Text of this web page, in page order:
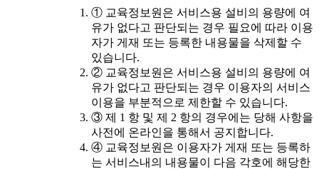
① 교육정보원은 서비스용 설비의 용량에 여
유가 없다고 판단되는 경우 필요에 따라 이용
자가 게재 또는 등록한 내용물을 삭제할 수
있습니다.
② 교육정보원은 서비스용 설비의 용량에 여
유가 없다고 판단되는 경우 이용자의 서비스
이용을 부분적으로 제한할 수 있습니다.
③ 제 1 항 및 제 2 항의 경우에는 당해 사항을
사전에 온라인을 통해서 공지합니다.
④ 교육정보원은 이용자가 게재 또는 등록하
는 서비스내의 내용물이 다음 각호에 해당한